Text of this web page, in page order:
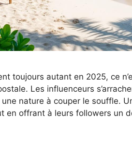
toujours autant en 2025, ce
Les influenceurs
nature à couper le souffle.
en offrant à leurs followers un